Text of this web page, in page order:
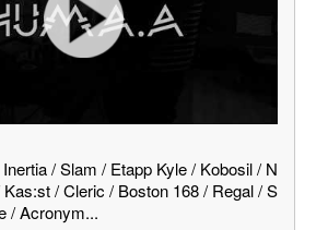
/ Slam / Etapp Kyle / Kobosil / N
/ Cleric / Boston 168 / Regal / S
/ Acronym...